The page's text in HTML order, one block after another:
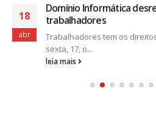
18
abr
Domínio Informática
trabalhadores
Trabalhadores tem os
sexta, 17, o...
leia mais